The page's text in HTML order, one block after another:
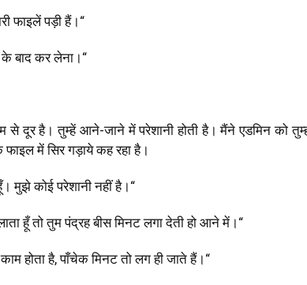
फाइलें पड़ी हैं। “
बाद कर लेना। “
से दूर है। तुम्हें आने-जाने में परेशानी होती है। मैंने एडमिन को
फाइल में सिर गड़ाये कह रहा है।
मुझे कोई परेशानी नहीं है। “
हूँ तो तुम पंद्रह बीस मिनट लगा देती हो आने में। “
होता है,पाँचेक मिनट तो लग ही जाते हैं। “